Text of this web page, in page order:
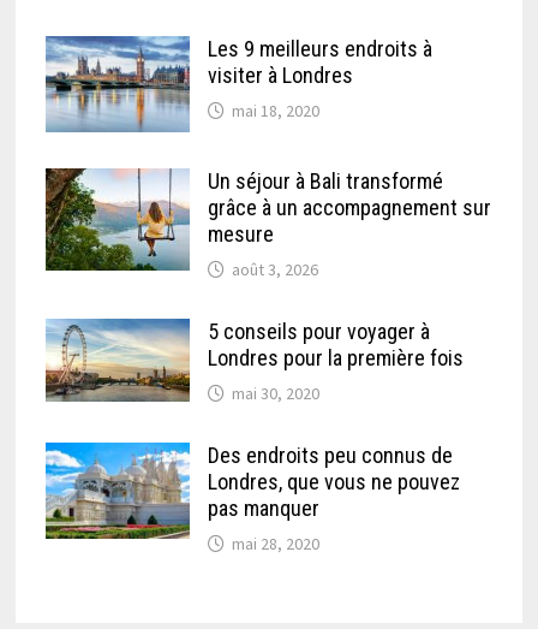
Les 9 meilleurs endroits à
visiter à Londres
mai 18, 2020
Un séjour à Bali transformé
grâce à un accompagnement sur
mesure
août 3, 2026
5 conseils pour voyager à
Londres pour la première fois
mai 30, 2020
Des endroits peu connus de
Londres, que vous ne pouvez
pas manquer
mai 28, 2020